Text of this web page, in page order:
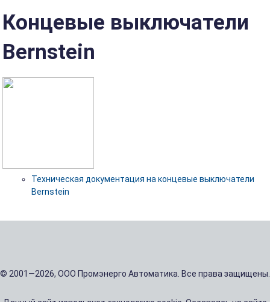
Концевые выключатели
Bernstein
Техническая документация на концевые выключатели
Bernstein
© 2001—2026, ООО Промэнерго Автоматика. Все права защищены.